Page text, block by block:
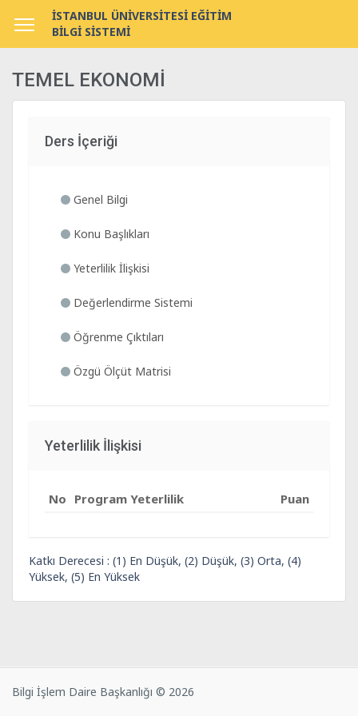
İSTANBUL ÜNİVERSİTESİ EĞİTİM
BİLGİ SİSTEMİ
TEMEL EKONOMİ
Ders İçeriği
Genel Bilgi
Konu Başlıkları
Yeterlilik İlişkisi
Değerlendirme Sistemi
Öğrenme Çıktıları
Özgü Ölçüt Matrisi
Yeterlilik İlişkisi
No Program Yeterlilik Puan
Katkı Derecesi : (1) En Düşük, (2) Düşük, (3) Orta, (4)
Yüksek, (5) En Yüksek
Bilgi İşlem Daire Başkanlığı © 2026